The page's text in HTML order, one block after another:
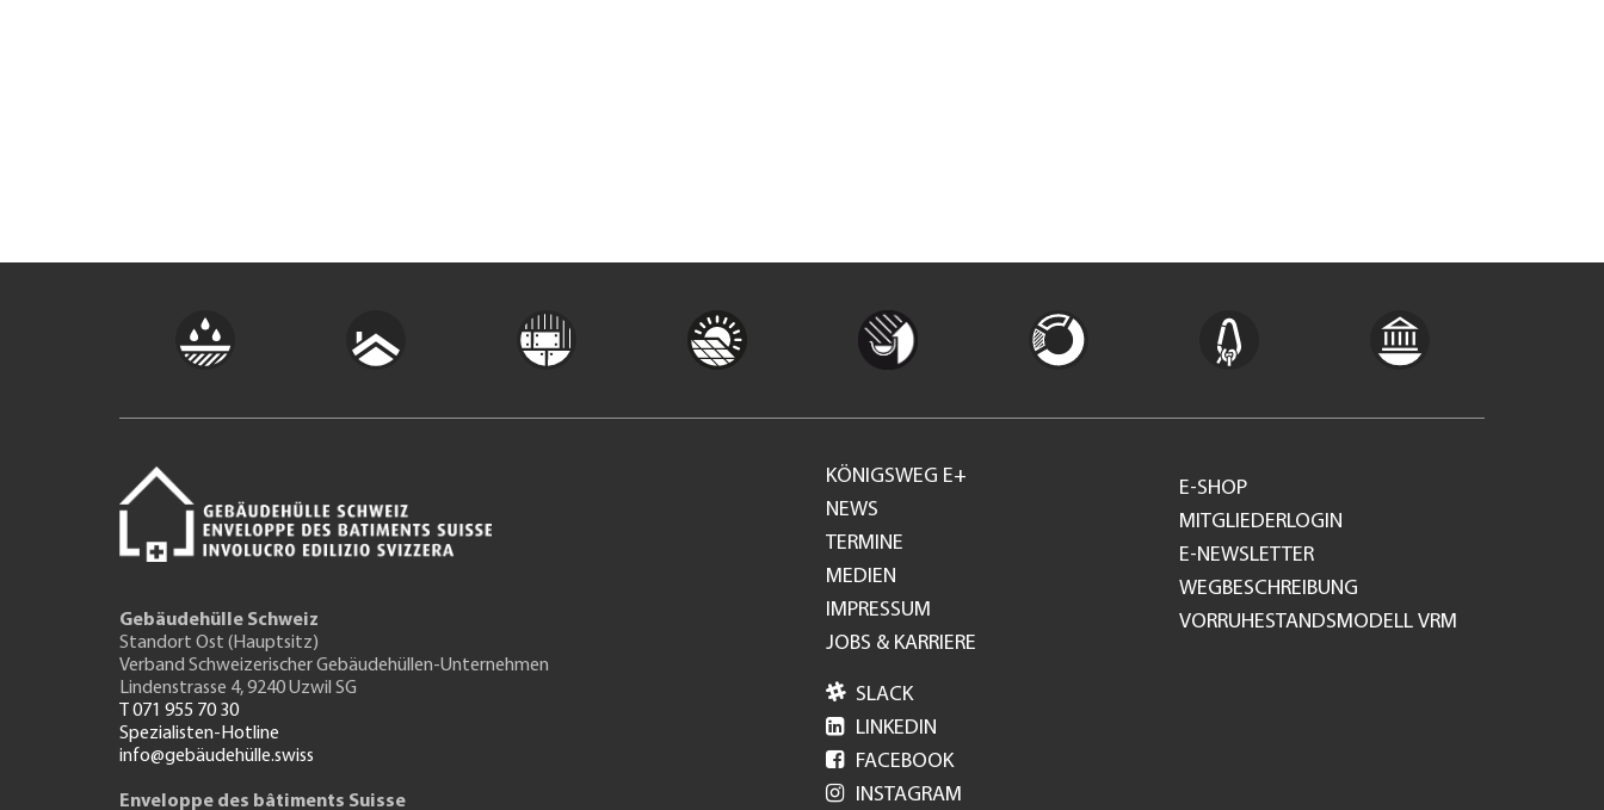
Gebäudehülle Schweiz
Standort Ost (Hauptsitz)
Verband Schweizerischer Gebäudehüllen-Unternehmen
Lindenstrasse 4, 9240 Uzwil SG
T 071 955 70 30
Spezialisten-Hotline
info@gebäudehülle.swiss
Enveloppe des bâtiments Suisse
Footer
GH
KÖNIGSWEG E+
NEWS
TERMINE
MEDIEN
IMPRESSUM
JOBS & KARRIERE
E-SHOP
MITGLIEDERLOGIN
E-NEWSLETTER
WEGBESCHREIBUNG
VORRUHESTANDSMODELL VRM
 SLACK
 LINKEDIN
 FACEBOOK
 INSTAGRAM